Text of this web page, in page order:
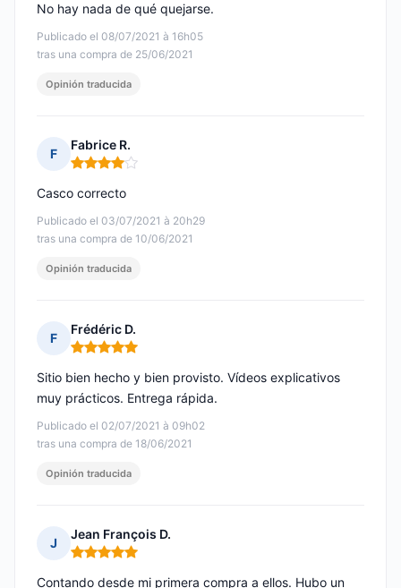
Publicado el 08/07/2021 à 16h05
tras una compra de 25/06/2021
No hay nada de qué quejarse.
Opinión traducida
F
Fabrice R.
Nota: 4 de 5
Publicado el 03/07/2021 à 20h29
tras una compra de 10/06/2021
Casco correcto
Opinión traducida
F
Frédéric D.
Nota: 5 de 5
Publicado el 02/07/2021 à 09h02
tras una compra de 18/06/2021
Sitio bien hecho y bien provisto. Vídeos explicativos
muy prácticos. Entrega rápida.
Opinión traducida
J
Jean François D.
Nota: 5 de 5
Contando desde mi primera compra a ellos. Hubo un